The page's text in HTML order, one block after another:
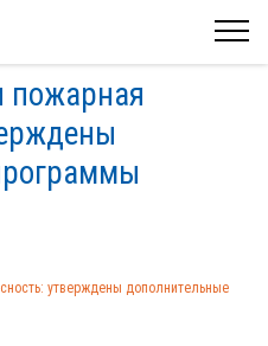
пожарная
утверждены дополнительные